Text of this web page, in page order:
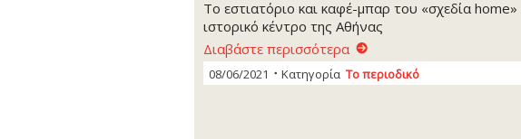
Tο εστιατόριο και καφέ-μπαρ του «σχεδία
ιστορικό κέντρο της Αθήνας
Διαβάστε περισσότερα
08/06/2021 Κατηγορία Το περιοδικό